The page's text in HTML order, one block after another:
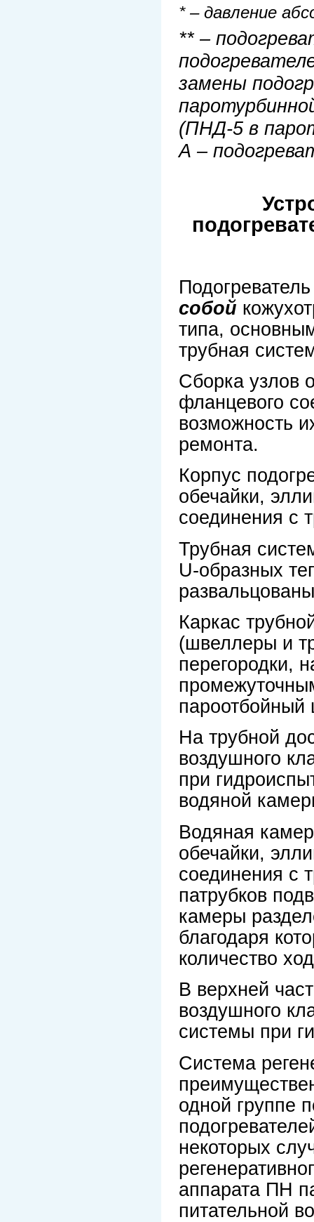
* – давление
** –
замены
(ПНД-5 в
А –
собой
типа,
трубная
Сборка узлов
фланцевого
возможность
ремонта.
Корпус
обечайки,
соединения с
Трубная
U-образных
Каркас
(швеллеры и
перегородки,
пароотбойный
На трубной
воздушного
при
водяной
Водяная
обечайки,
соединения с
патрубков
камеры
благодаря
количество
В верхней
воздушного
системы при
Сиcтема
одной группе
некоторых
аппарата ПН
питательной